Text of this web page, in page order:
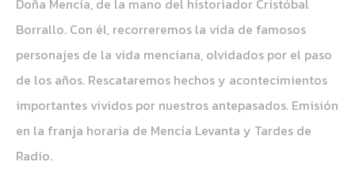
Doña Mencía, de la mano del historiador Cristóbal
Borrallo. Con él, recorreremos la vida de famosos
personajes de la vida menciana, olvidados por el paso
de los años. Rescataremos hechos y acontecimientos
importantes vividos por nuestros antepasados. Emisión
en la franja horaria de Mencía Levanta y Tardes de
Radio.